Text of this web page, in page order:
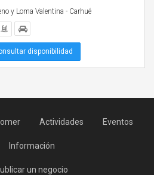
y Loma Valentina - Carhué
disponibilidad
Actividades Eventos
Información
un negocio